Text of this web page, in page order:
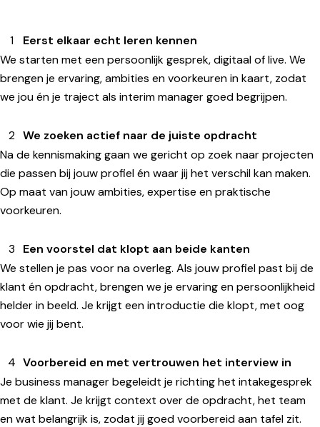
Eerst elkaar echt leren kennen
We starten met een persoonlijk gesprek, digitaal of live. We
brengen je ervaring, ambities en voorkeuren in kaart, zodat
we jou én je traject als interim manager goed begrijpen.
We zoeken actief naar de juiste opdracht
Na de kennismaking gaan we gericht op zoek naar projecten
die passen bij jouw profiel én waar jij het verschil kan maken.
Op maat van jouw ambities, expertise en praktische
voorkeuren.
Een voorstel dat klopt aan beide kanten
We stellen je pas voor na overleg. Als jouw profiel past bij de
klant én opdracht, brengen we je ervaring en persoonlijkheid
helder in beeld. Je krijgt een introductie die klopt, met oog
voor wie jij bent.
Voorbereid en met vertrouwen het interview in
Je business manager begeleidt je richting het intakegesprek
met de klant. Je krijgt context over de opdracht, het team
en wat belangrijk is, zodat jij goed voorbereid aan tafel zit.